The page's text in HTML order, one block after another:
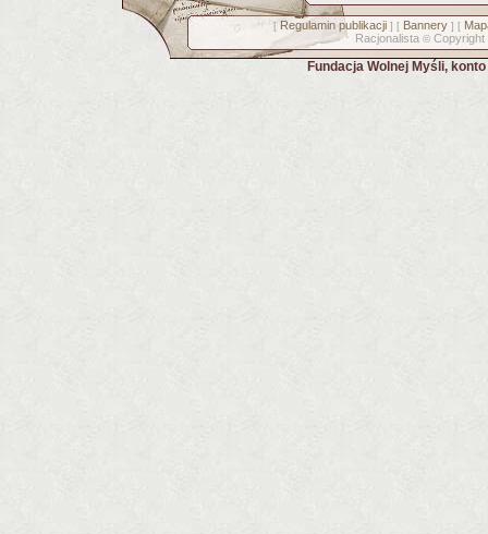
[ Regulamin publikacji] [ Bannery] [
Racjonalista © Copyright
Fundacja Wolnej Myśli,